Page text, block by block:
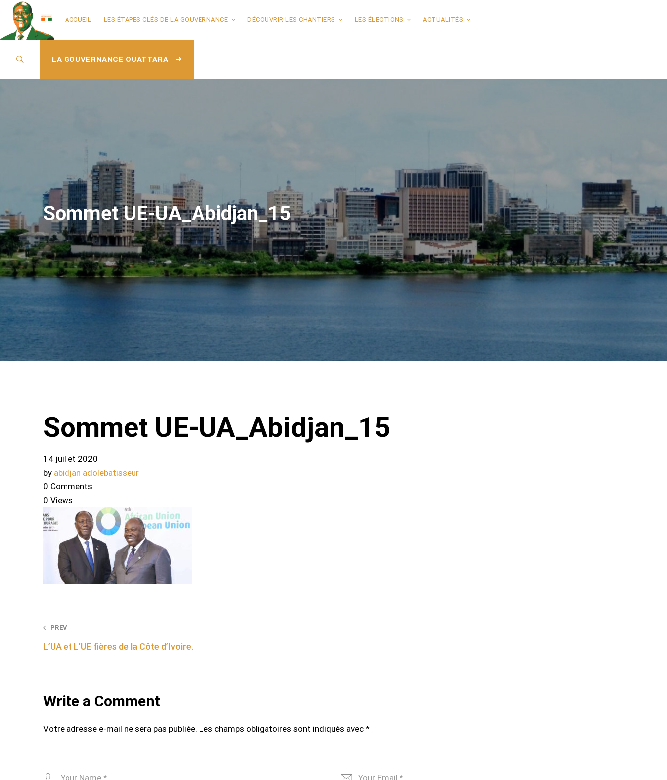
ACCUEIL LES ÉTAPES CLÉS DE LA GOUVERNANCE DÉCOUVRIR LES CHANTIERS LES ÉLECTIONS ACTUALITÉS
LA GOUVERNANCE OUATTARA
Sommet UE-UA_Abidjan_15
Sommet UE-UA_Abidjan_15
14 juillet 2020
by abidjan adolebatisseur
0 Comments
0 Views
Post
navigation
PREV
L’UA et L’UE fières de la Côte d’Ivoire.
Write a Comment
Votre adresse e-mail ne sera pas publiée. Les champs obligatoires sont indiqués avec *